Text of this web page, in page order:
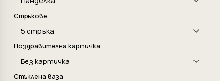
Стръкове
Поздравителна картичка
Стъклена ваза